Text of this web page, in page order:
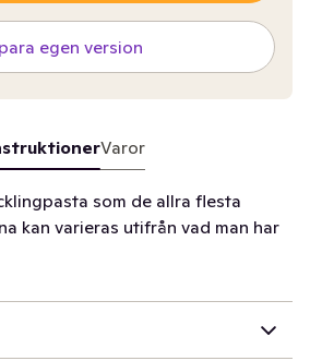
egen version
Varor
som de allra flesta
kan varieras utifrån vad man har